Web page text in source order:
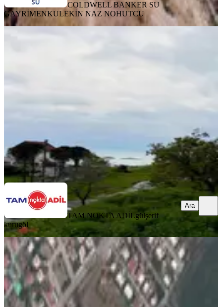
COLDWELL BANKER SU
GAYRİMENKULEKİN NAZ NOHUTCU
4.550.000 ₺
TAM NOKTA ADİL gülşerif kurugöl
Ara
TAM NOKTA ADİLgülşerif
kurugöl
Ara
C.b. Route | Dikili Kabakum Polyakta
Ana Yola 3. Parsel Arsa
Dikili, Kabakum Mahallesi
300 m²
18.667/m² ·03.06.2026